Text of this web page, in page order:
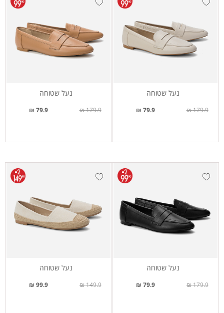
נעל שטוחה
79.9 ₪ 179.9 ₪
נעל שטוחה
79.9 ₪ 179.9 ₪
נעל שטוחה
79.9 ₪ 179.9 ₪
נעל שטוחה
99.9 ₪ 149.9 ₪